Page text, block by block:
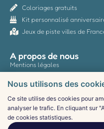
Coloriages gratuits
Kit personnalisé
Jeux de piste villes de
A propos de nous
Mentions légales
CGV
Contact
Nous utilisons des
Ce site utilise des cookies pour
analyser le trafic. En cliquant sur
de cookies statistiques.